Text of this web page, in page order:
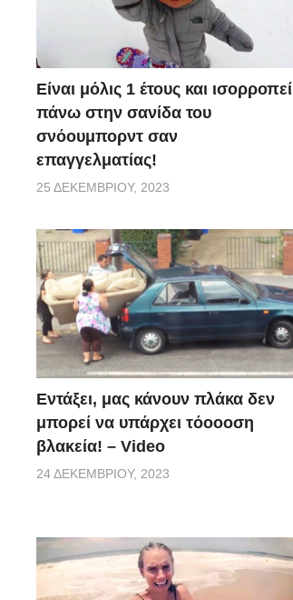
Είναι μόλις 1 έτους και ισορροπεί
πάνω στην σανίδα του
σνόουμπορντ σαν
επαγγελματίας!
25 ΔΕΚΕΜΒΡΊΟΥ, 2023
Εντάξει, μας κάνουν πλάκα δεν
μπορεί να υπάρχει τόοοοση
βλακεία! – Video
24 ΔΕΚΕΜΒΡΊΟΥ, 2023